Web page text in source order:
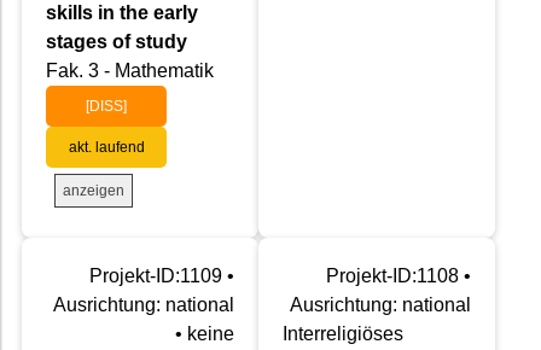
skills in the early
stages of study
Fak. 3 - Mathematik
[DISS]
akt. laufend
anzeigen
Projekt-ID:1109 •
Ausrichtung: national
• keine
Projekt-ID:1108 •
Ausrichtung: national
Interreligiöses